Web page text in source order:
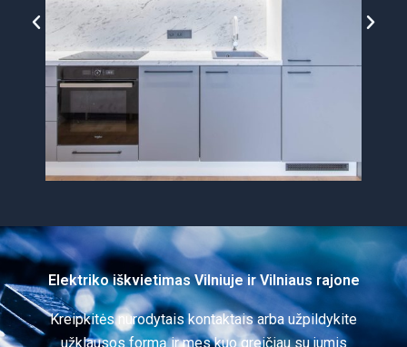
Elektriko iškvietimas Vilniuje ir Vilniaus rajone
Kreipkitės nurodytais kontaktais arba užpildykite
užklausos formą ir mes kuo greičiau su jumis